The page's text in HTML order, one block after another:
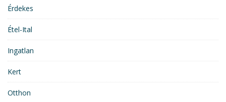
Érdekes
Étel-Ital
Ingatlan
Kert
Otthon